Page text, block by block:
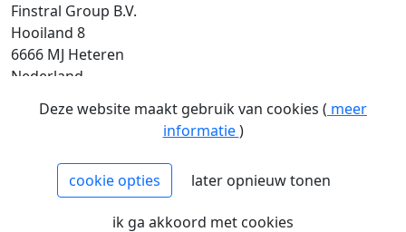
Finstral Group B.V.
Hooiland 8
6666 MJ Heteren
Nederland
E: info@finstral.nl
BTW: NL813263025B01
EORI: NL813263025
NCAGE: H2NM0
Deze website maakt gebruik van cookies ( meer
informatie)
cookie opties later opnieuw tonen
ik ga akkoord met cookies